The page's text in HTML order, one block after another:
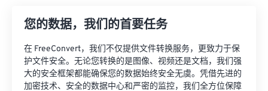
您的数据，我们的首要任务
在 FreeConvert，我们不仅提供文件转换服务，更致力于保
护文件安全。无论您转换的是图像、视频还是文档，我们强
大的安全框架都能确保您的数据始终安全无虞。凭借先进的
加密技术、安全的数据中心和严密的监控，我们全方位保障